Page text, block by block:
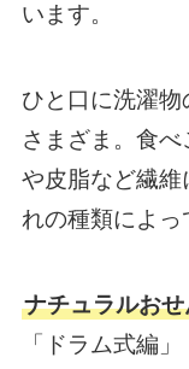
います。
ひと口に洗濯
さまざま。食
や皮脂など繊
れの種類によっ
ナチュラルお
「ドラム式編